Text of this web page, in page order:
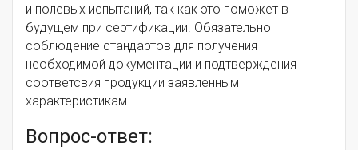
и полевых испытаний, так как это поможет в
будущем при сертификации. Обязательно
соблюдение стандартов для получения
необходимой документации и подтверждения
соответсвия продукции заявленным
характеристикам.
Вопрос-ответ: